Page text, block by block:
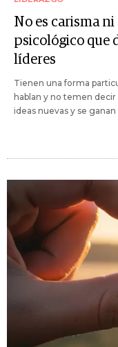
No es carisma
psicológico que
líderes
Tienen una forma
hablan y no temen
ideas nuevas y se